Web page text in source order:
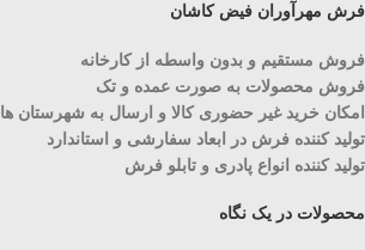
فرش مهرآوران فیض کاشان
فروش مستقیم و بدون واسطه از کارخانه
فروش محصولات به صورت عمده و تک
امکان خرید غیر حضوری کالا و ارسال به شهرستان ها
تولید کننده فرش در ابعاد سفارشی و استاندارد
تولید کننده انواع پادری و تابلو فرش
محصولات در یک نگاه